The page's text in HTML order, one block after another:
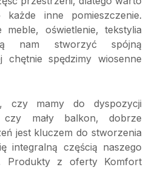
inne pomieszczenie.
meble, oświetlenie, tekstylia
nam stworzyć spójną
spędzimy wiosenne
czy mamy do dyspozycji
mały balkon, dobrze
jest kluczem do stworzenia
integralną częścią naszego
Produkty z oferty Komfort